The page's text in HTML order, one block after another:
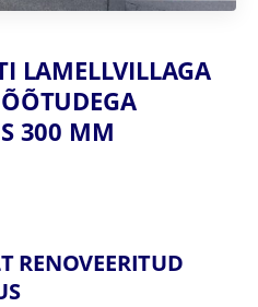
LAMELLVILLAGA
300 MM
RENOVEERITUD